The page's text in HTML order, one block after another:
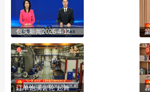
包头新闻2026-4-12
订单饱满齿轮“起舞” “包头智造”覆盖全球